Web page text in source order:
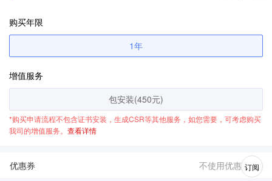
购买年限
1年
增值服务
包安装(450元)
*购买申请流程不包含证书安装，生成CSR等其他服务，如您需要，可考虑购买
我司的增值服务。 查看详情
优惠券 不使用优惠券订阅